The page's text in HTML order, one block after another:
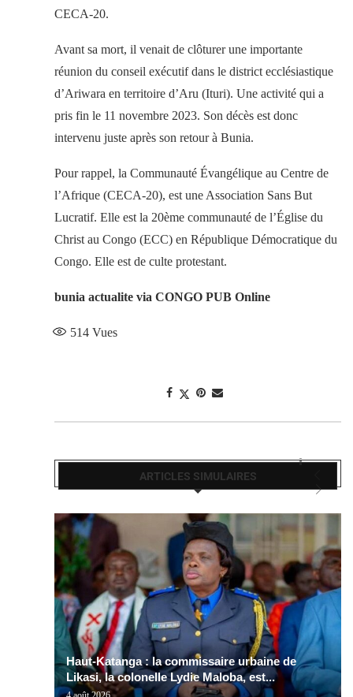
CECA-20.
Avant sa mort, il venait de clôturer une importante
réunion du conseil exécutif dans le district ecclésiastique
d’Ariwara en territoire d’Aru (Ituri). Une activité qui a
pris fin le 11 novembre 2023. Son décès est donc
intervenu juste après son retour à Bunia.
Pour rappel, la Communauté Évangélique au Centre de
l’Afrique (CECA-20), est une Association Sans But
Lucratif. Elle est la 20ème communauté de l’Église du
Christ au Congo (ECC) en République Démocratique du
Congo. Elle est de culte protestant.
bunia actualite via CONGO PUB Online
514 Vues
ARTICLES SIMULAIRES
Haut-Katanga : la commissaire urbaine de
Likasi, la colonelle Lydie Maloba, est...